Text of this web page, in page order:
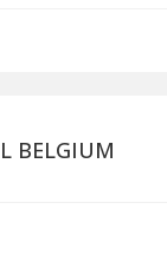
BELGIUM